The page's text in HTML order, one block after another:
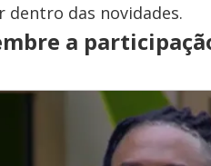
dentro das novidades.
a